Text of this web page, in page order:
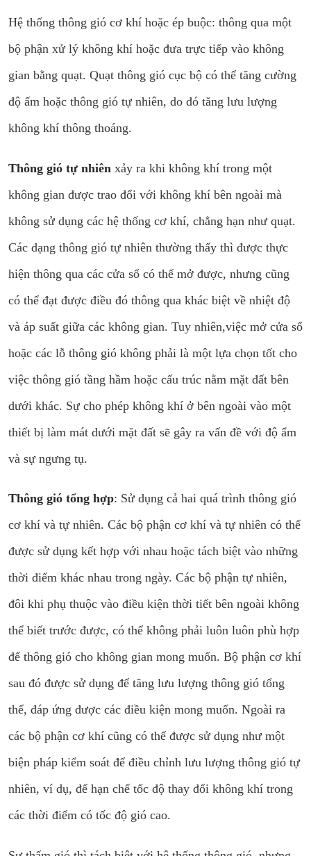
Hệ thống thông gió cơ khí hoặc ép buộc: thông qua một
bộ phận xử lý không khí hoặc đưa trực tiếp vào không
gian bằng quạt. Quạt thông gió cục bộ có thể tăng cường
độ ấm hoặc thông gió tự nhiên, do đó tăng lưu lượng
không khí thông thoáng.
Thông gió tự nhiên xảy ra khi không khí trong một
không gian được trao đổi với không khí bên ngoài mà
không sử dụng các hệ thống cơ khí, chẳng hạn như quạt.
Các dạng thông gió tự nhiên thường thấy thì được thực
hiện thông qua các cửa sổ có thể mở được, nhưng cũng
có thể đạt được điều đó thông qua khác biệt về nhiệt độ
và áp suất giữa các không gian. Tuy nhiên,việc mở cửa sổ
hoặc các lỗ thông gió không phải là một lựa chọn tốt cho
việc thông gió tầng hầm hoặc cấu trúc nằm mặt đất bên
dưới khác. Sự cho phép không khí ở bên ngoài vào một
thiết bị làm mát dưới mặt đất sẽ gây ra vấn đề với độ ẩm
và sự ngưng tụ.
Thông gió tổng hợp: Sử dụng cả hai quá trình thông gió
cơ khí và tự nhiên. Các bộ phận cơ khí và tự nhiên có thể
được sử dụng kết hợp với nhau hoặc tách biệt vào những
thời điểm khác nhau trong ngày. Các bộ phận tự nhiên,
đôi khi phụ thuộc vào điều kiện thời tiết bên ngoài không
thể biết trước được, có thể không phải luôn luôn phù hợp
để thông gió cho không gian mong muốn. Bộ phận cơ khí
sau đó được sử dụng để tăng lưu lượng thông gió tổng
thể, đáp ứng được các điều kiện mong muốn. Ngoài ra
các bộ phận cơ khí cũng có thể được sử dụng như một
biện pháp kiểm soát để điều chỉnh lưu lượng thông gió tự
nhiên, ví dụ, để hạn chế tốc độ thay đổi không khí trong
các thời điểm có tốc độ gió cao.